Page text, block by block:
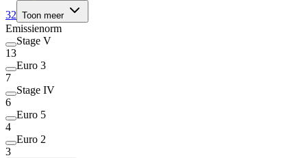
32 Toon meer
Emissienorm
Stage V
13
Euro 3
7
Stage IV
6
Euro 5
4
Euro 2
3